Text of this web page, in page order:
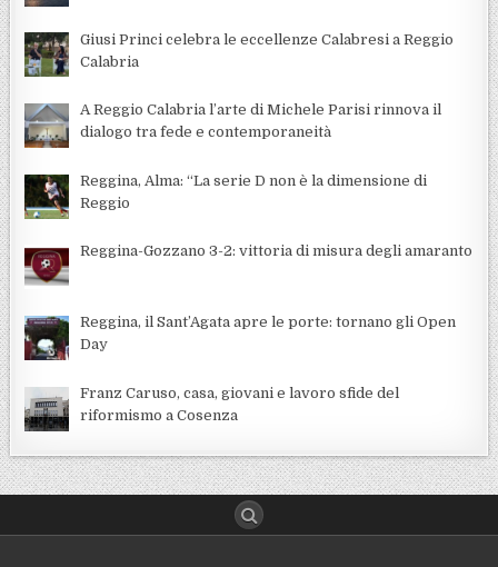
Giusi Princi celebra le eccellenze Calabresi a Reggio
Calabria
A Reggio Calabria l’arte di Michele Parisi rinnova il
dialogo tra fede e contemporaneità
Reggina, Alma: “La serie D non è la dimensione di
Reggio
Reggina-Gozzano 3-2: vittoria di misura degli amaranto
Reggina, il Sant’Agata apre le porte: tornano gli Open
Day
Franz Caruso, casa, giovani e lavoro sfide del
riformismo a Cosenza